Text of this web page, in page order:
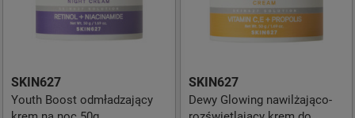
SKIN627
Youth Boost odmładzający
SKIN627
Dewy Glowing nawilżająco-